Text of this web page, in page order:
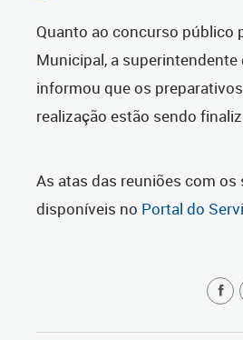
Quanto ao concurso público
Municipal, a superintendente
informou que os
realização estão sendo
As atas das reuniões com
disponíveis no Portal do